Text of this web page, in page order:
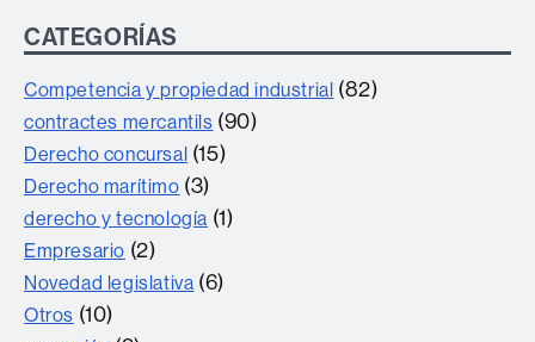
CATEGORÍAS
Competencia y propiedad industrial (82)
contractes mercantils (90)
Derecho concursal (15)
Derecho marítimo (3)
derecho y tecnología (1)
Empresario (2)
Novedad legislativa (6)
Otros (10)